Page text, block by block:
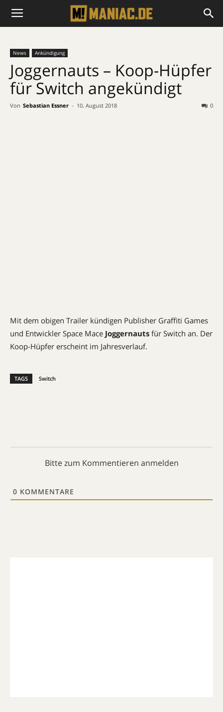
News Ankündigung
Joggernauts – Koop-Hüpfer
für Switch angekündigt
Von Sebastian Essner - 10. August 2018 0
Mit dem obigen Trailer kündigen Publisher Graffiti Games
und Entwickler Space Mace Joggernauts für Switch an. Der
Koop-Hüpfer erscheint im Jahresverlauf.
TAGS Switch
Bitte zum Kommentieren anmelden
0 KOMMENTARE